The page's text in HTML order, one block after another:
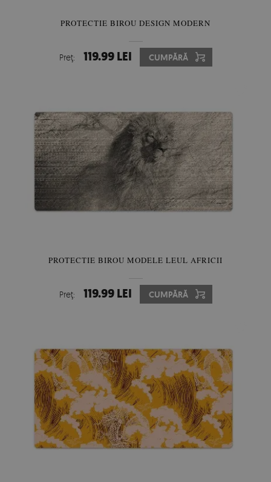
PROTECTIE BIROU DESIGN MODERN
Preţ: 119.99 LEI CUMPĂRĂ
PROTECTIE BIROU MODELE LEUL AFRICII
Preţ: 119.99 LEI CUMPĂRĂ